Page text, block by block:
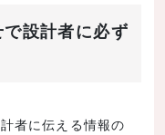
設計者に必ず
者に伝える情報の